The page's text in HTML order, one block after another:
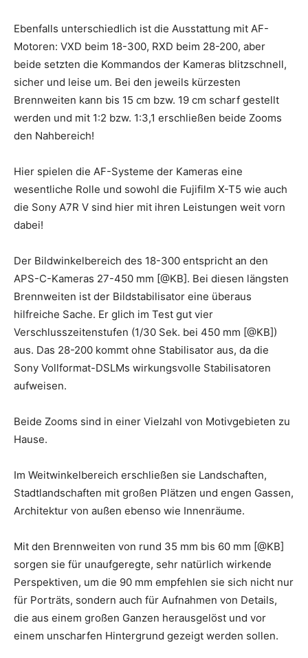
Ebenfalls unterschiedlich ist die Ausstattung mit AF-
Motoren: VXD beim 18-300, RXD beim 28-200, aber
beide setzten die Kommandos der Kameras blitzschnell,
sicher und leise um. Bei den jeweils kürzesten
Brennweiten kann bis 15 cm bzw. 19 cm scharf gestellt
werden und mit 1:2 bzw. 1:3,1 erschließen beide Zooms
den Nahbereich!
Hier spielen die AF-Systeme der Kameras eine
wesentliche Rolle und sowohl die Fujifilm X-T5 wie auch
die Sony A7R V sind hier mit ihren Leistungen weit vorn
dabei!
Der Bildwinkelbereich des 18-300 entspricht an den
APS-C-Kameras 27-450 mm [@KB]. Bei diesen längsten
Brennweiten ist der Bildstabilisator eine überaus
hilfreiche Sache. Er glich im Test gut vier
Verschlusszeitenstufen (1/30 Sek. bei 450 mm [@KB])
aus. Das 28-200 kommt ohne Stabilisator aus, da die
Sony Vollformat-DSLMs wirkungsvolle Stabilisatoren
aufweisen.
Beide Zooms sind in einer Vielzahl von Motivgebieten zu
Hause.
Im Weitwinkelbereich erschließen sie Landschaften,
Stadtlandschaften mit großen Plätzen und engen Gassen,
Architektur von außen ebenso wie Innenräume.
Mit den Brennweiten von rund 35 mm bis 60 mm [@KB]
sorgen sie für unaufgeregte, sehr natürlich wirkende
Perspektiven, um die 90 mm empfehlen sie sich nicht nur
für Porträts, sondern auch für Aufnahmen von Details,
die aus einem großen Ganzen herausgelöst und vor
einem unscharfen Hintergrund gezeigt werden sollen.